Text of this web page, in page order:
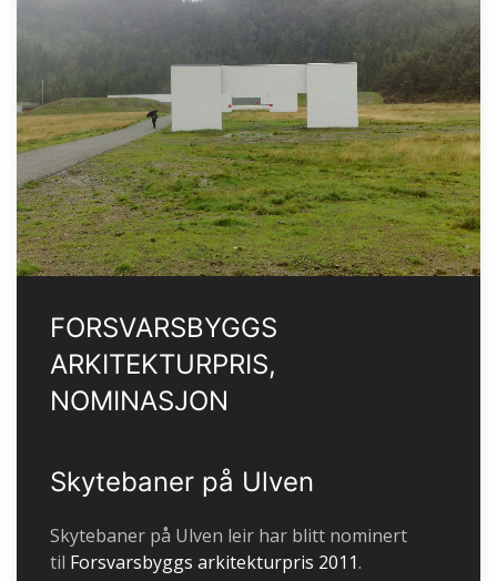
FORSVARSBYGGS
ARKITEKTURPRIS,
NOMINASJON
Skytebaner på Ulven
Skytebaner på Ulven leir har blitt nominert
til Forsvarsbyggs arkitekturpris 2011.